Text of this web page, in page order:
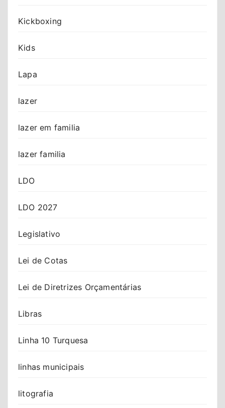
Kickboxing
Kids
Lapa
lazer
lazer em familia
lazer familia
LDO
LDO 2027
Legislativo
Lei de Cotas
Lei de Diretrizes Orçamentárias
Libras
Linha 10 Turquesa
linhas municipais
litografia